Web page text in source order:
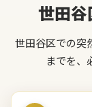
世田
世田谷区での突
までを、